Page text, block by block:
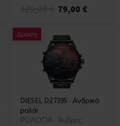
79,00 €
Δράση
DIESEL DZ7395 - Ανδρικό
ρολόι
ΡΟΛΟΓΙΑ - Άνδρες